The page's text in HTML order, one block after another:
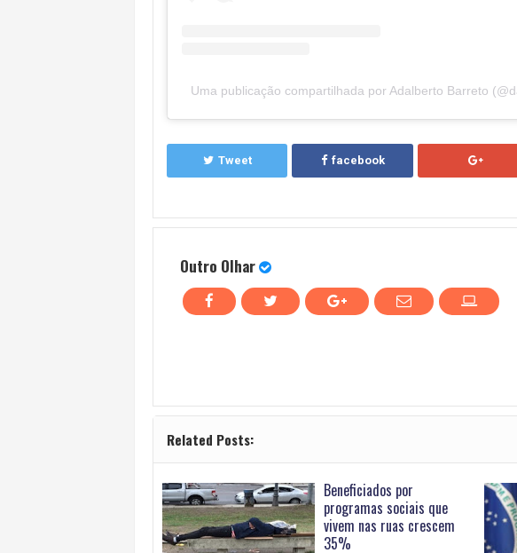
Uma publicação compartilhada por Adalberto Barreto
Tweet facebook
Outro Olhar
Related Posts:
Beneficiados por
programas sociais que
vivem nas ruas crescem
35%